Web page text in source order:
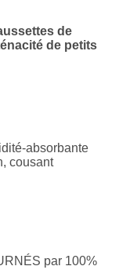
de
de petits
absorbante
cousant
par 100%